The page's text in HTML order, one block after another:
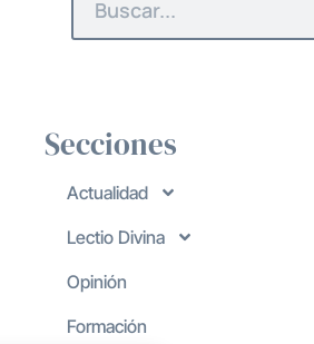
Secciones
Actualidad
Lectio Divina
Opinión
Formación